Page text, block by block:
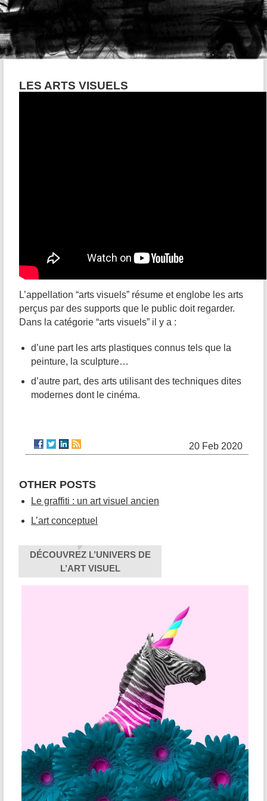
LES ARTS VISUELS
L’appellation “arts visuels” résume et englobe les arts
perçus par des supports que le public doit regarder.
Dans la catégorie “arts visuels” il y a :
d’une part les arts plastiques connus tels que la
peinture, la sculpture…
d’autre part, des arts utilisant des techniques dites
modernes dont le cinéma.
20 Feb 2020
OTHER POSTS
Le graffiti : un art visuel ancien
L’art conceptuel
DÉCOUVREZ L’UNIVERS DE
L’ART VISUEL